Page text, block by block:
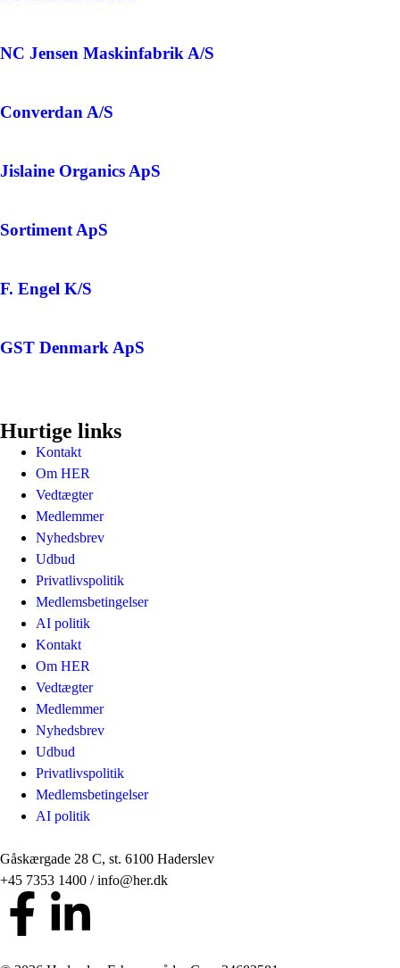
NC Jensen Maskinfabrik A/S
Converdan A/S
Jislaine Organics ApS
Sortiment ApS
F. Engel K/S
GST Denmark ApS
Hurtige links
Kontakt
Om HER
Vedtægter
Medlemmer
Nyhedsbrev
Udbud
Privatlivspolitik
Medlemsbetingelser
AI politik
Kontakt
Om HER
Vedtægter
Medlemmer
Nyhedsbrev
Udbud
Privatlivspolitik
Medlemsbetingelser
AI politik
Gåskærgade 28 C, st. 6100 Haderslev
+45 7353 1400 / info@her.dk